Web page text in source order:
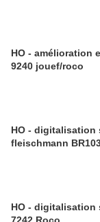
HO - amélioration
9240 jouef/roco
HO - digitalisation
fleischmann
HO - digitalisation